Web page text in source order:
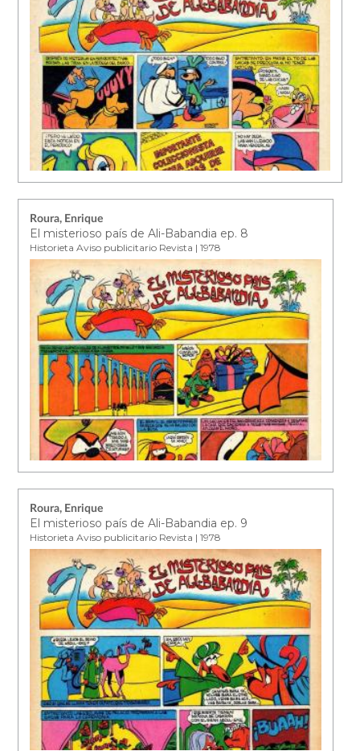
Roura, Enrique
El misterioso país de Ali-Babandia ep. 8
Historieta Aviso publicitario Revista | 1978
Roura, Enrique
El misterioso país de Ali-Babandia ep. 9
Historieta Aviso publicitario Revista | 1978